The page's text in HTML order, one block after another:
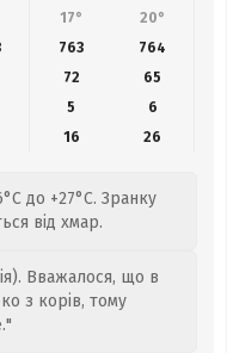
17° 20°
763 764
72 65
5
6
16 26
до +27°C. Зранку
від хмар.
Вважалося, що в
з корів, тому